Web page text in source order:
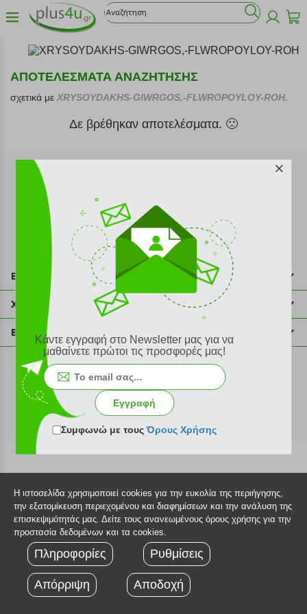
ΑΠΟΤΕΛΕΣΜΑΤΑ ΑΝΑΖΗΤΗΣΗΣ
σχετικά με XRYSOYDAKHS-GIWRGOS,-FLWROPOYLOY-ROH.
Δε βρέθηκαν αποτελέσματα. 🙁
Εγγραφή στο newsletter
Επικοινωνία
211 2000 700
info@plus4u.gr
Χρήσιμες πληροφορίες
Η εταιρία
Σημεία παραλαβής
Ευκαιρίες καριέρας
Όροι χρήσης
Sitemap
Βοήθεια
Εξέλιξη παραγγελίας
Τρόποι παραγγελίας
Τρόποι πληρωμής
Τρόποι αποστολής
Πολιτική επιστροφών
Τεχνική υποστήριξη
©2026 Plus4u.gr
Κάντε εγγραφή στο Newsletter μας για να
μαθαίνετε πρώτοι τις προσφορές μας!
Εγγραφή
Συμφωνώ με τουςΌρους Χρήσης
Η ιστοσελίδα χρησιμοποιεί cookies για την ευκολία της περιήγησης,
την εξατομίκευση περιεχομένου και διαφημίσεων και την ανάλυση της
επισκεψιμότητάς μας. Δείτε τους ανανεωμένους όρους χρήσης για την
προστασία δεδομένων και τα cookies.
Πληροφορίες Ρυθμίσεις
Απόρριψη Αποδοχή